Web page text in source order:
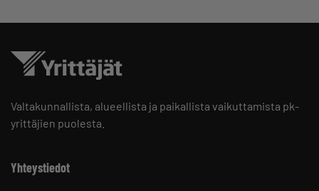
Valtakunnallista, alueellista ja paikallista vaikuttamista pk-
yrittäjien puolesta.
Yhteystiedot